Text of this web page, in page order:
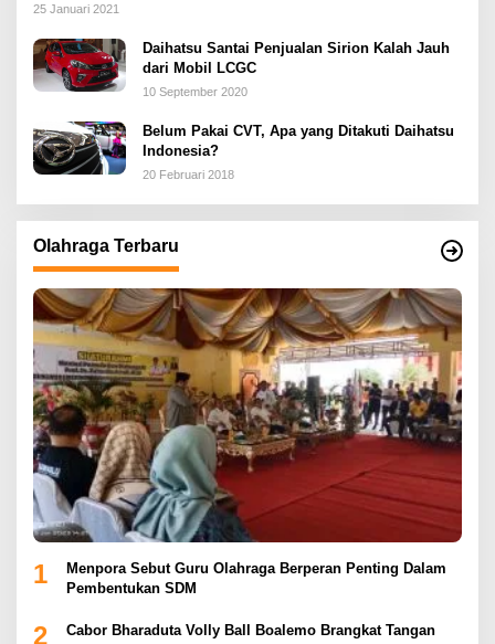
25 Januari 2021
Daihatsu Santai Penjualan Sirion Kalah Jauh
dari Mobil LCGC
10 September 2020
Belum Pakai CVT, Apa yang Ditakuti Daihatsu
Indonesia?
20 Februari 2018
Olahraga Terbaru
1
Menpora Sebut Guru Olahraga Berperan Penting Dalam
Pembentukan SDM
2
Cabor Bharaduta Volly Ball Boalemo Brangkat Tangan